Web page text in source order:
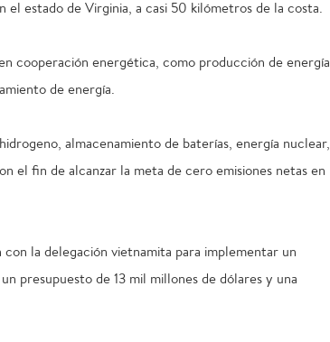
estado de Virginia, a casi 50 kilómetros de la costa.
cooperación energética, como producción de energía
de energía.
almacenamiento de baterías, energía nuclear,
el fin de alcanzar la meta de cero emisiones netas en
la delegación vietnamita para implementar un
presupuesto de 13 mil millones de dólares y una